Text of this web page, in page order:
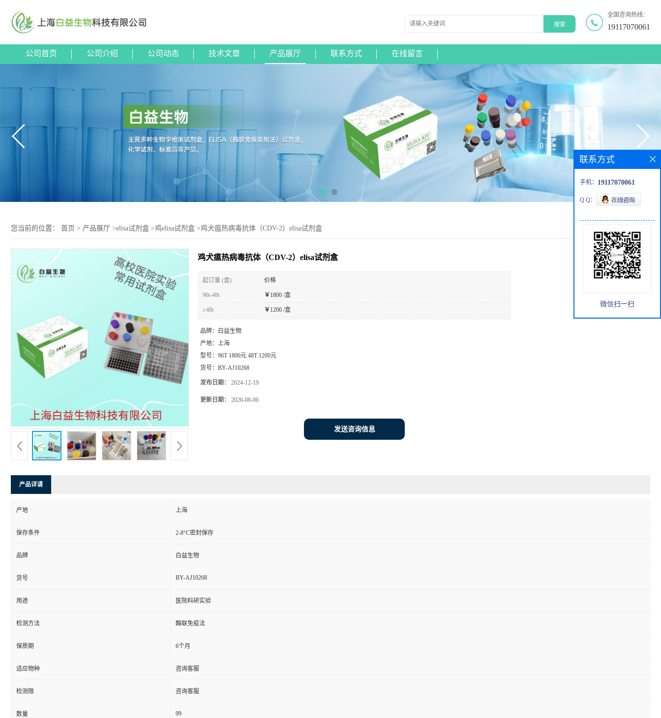
全国咨询热线：
19117070061
公司首页 公司介绍 公司动态 技术文章 产品展厅 联系方式 在线留言
您当前的位置： 首页 > 产品展厅 >elisa试剂盒 >鸡elisa试剂盒 >鸡犬瘟热病毒抗体（CDV-2）elisa试剂盒
鸡犬瘟热病毒抗体（CDV-2）elisa试剂盒
起订量 (盒) 价格
96t-48t ￥ 1800 /盒
≥48t ￥ 1200 /盒
品牌：
白益生物
产地： 上海
型号： 96T 1800元 48T 1200元
货号： BY-AJ10268
发布日期： 2024-12-19
更新日期： 2026-08-06
发送咨询信息
产品详请
产地 上海
保存条件 2-8°C密封保存
品牌 白益生物
货号 BY-AJ10268
用途 医院科研实验
检测方法 酶联免疫法
保质期 6个月
适应物种 咨询客服
检测限 咨询客服
数量 99
联系方式
手机： 19117070061
Q Q：
微信扫一扫